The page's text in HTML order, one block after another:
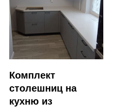
Комплект
столешниц на
кухню из